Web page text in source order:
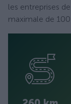
les entreprises
maximale de